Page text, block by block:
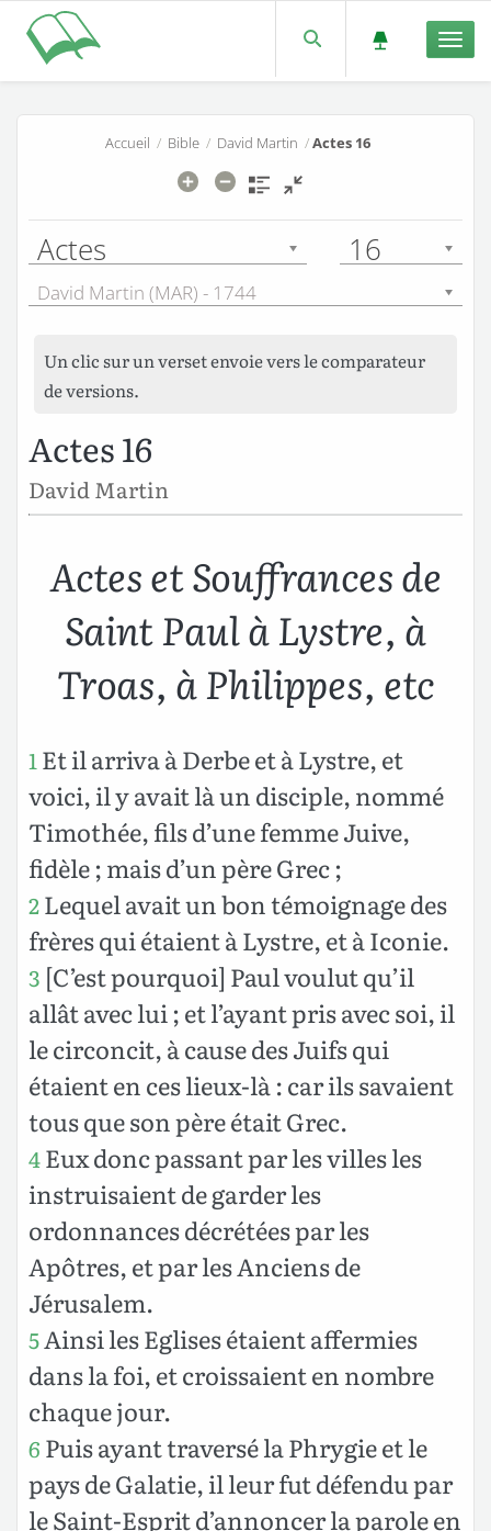
Accueil / Bible / David Martin /Actes 16
Actes 16
David Martin (MAR) - 1744
Un clic sur un verset envoie vers le comparateur
de versions.
Actes 16
David Martin
Actes et Souffrances de
Saint Paul à Lystre, à
Troas, à Philippes, etc
1 Et il arriva à Derbe et à Lystre, et
voici, il y avait là un disciple, nommé
Timothée, fils d’une femme Juive,
fidèle ; mais d’un père Grec ;
2Lequel avait un bon témoignage des
frères qui étaient à Lystre, et à Iconie.
3 [C’est pourquoi] Paul voulut qu’il
allât avec lui ; et l’ayant pris avec soi, il
le circoncit, à cause des Juifs qui
étaient en ces lieux-là : car ils savaient
tous que son père était Grec.
4Eux donc passant par les villes les
instruisaient de garder les
ordonnances décrétées par les
Apôtres, et par les Anciens de
Jérusalem.
5Ainsi les Eglises étaient affermies
dans la foi, et croissaient en nombre
chaque jour.
6 Puis ayant traversé la Phrygie et le
pays de Galatie, il leur fut défendu par
le Saint-Esprit d’annoncer la parole en